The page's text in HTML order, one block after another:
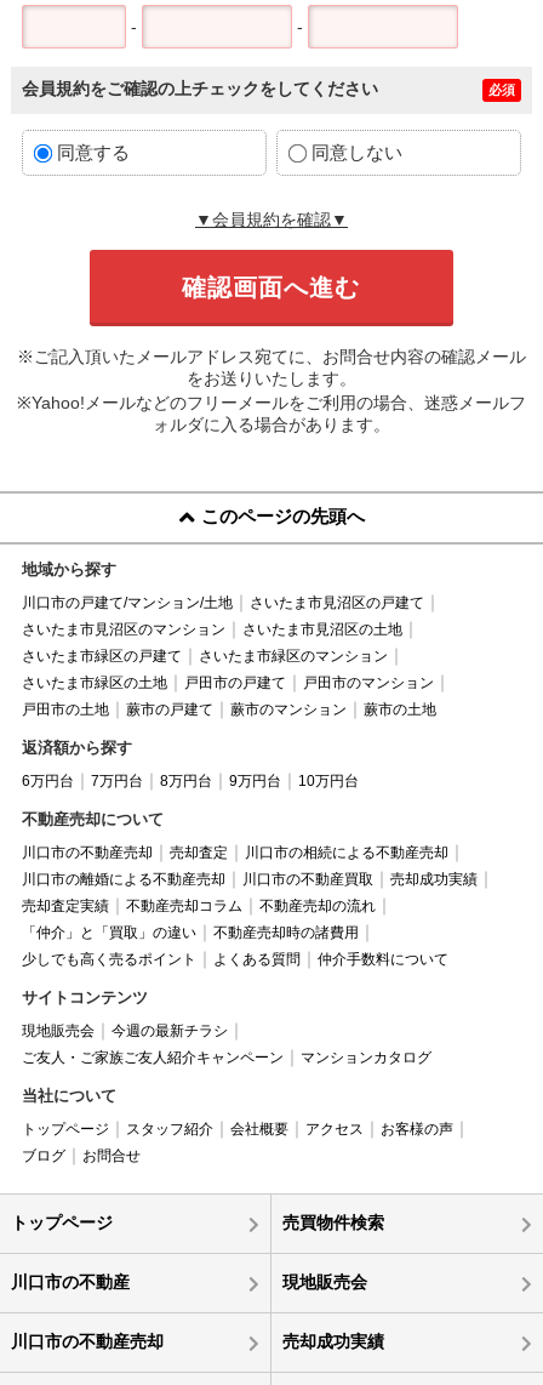
- -
会員規約をご確認の上チェックをしてください 必須
同意する 同意しない
▼会員規約を確認▼
※ご記入頂いたメールアドレス宛てに、お問合せ内容の確認メール
をお送りいたします。
※Yahoo!メールなどのフリーメールをご利用の場合、迷惑メールフ
ォルダに入る場合があります。
このページの先頭へ
地域から探す
川口市の戸建て/マンション/土地
さいたま市見沼区の戸建て
さいたま市見沼区のマンション
さいたま市見沼区の土地
さいたま市緑区の戸建て
さいたま市緑区のマンション
さいたま市緑区の土地
戸田市の戸建て
戸田市のマンション
戸田市の土地
蕨市の戸建て 蕨市のマンション 蕨市の土地
返済額から探す
6万円台 7万円台 8万円台 9万円台 10万円台
不動産売却について
川口市の不動産売却 売却査定
川口市の相続による不動産売却
川口市の離婚による不動産売却
川口市の不動産買取
売却成功実績
売却査定実績
不動産売却コラム
不動産売却の流れ
「仲介」と「買取」の違い
不動産売却時の諸費用
少しでも高く売るポイント
よくある質問 仲介手数料について
サイトコンテンツ
現地販売会
今週の最新チラシ
ご友人・ご家族ご友人紹介キャンペーン
マンションカタログ
当社について
トップページ スタッフ紹介 会社概要 アクセス
お客様の声
ブログ
お問合せ
トップページ 売買物件検索
川口市の不動産 現地販売会
川口市の不動産売却 売却成功実績